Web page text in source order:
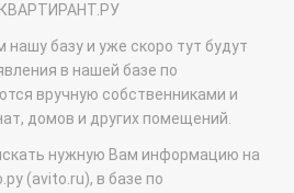
КВАРТИРАНТ.РУ
базу и уже скоро тут будут
в нашей базе по
вручную собственниками и
домов и других помещений.
нужную Вам информацию на
(avito.ru), в базе по